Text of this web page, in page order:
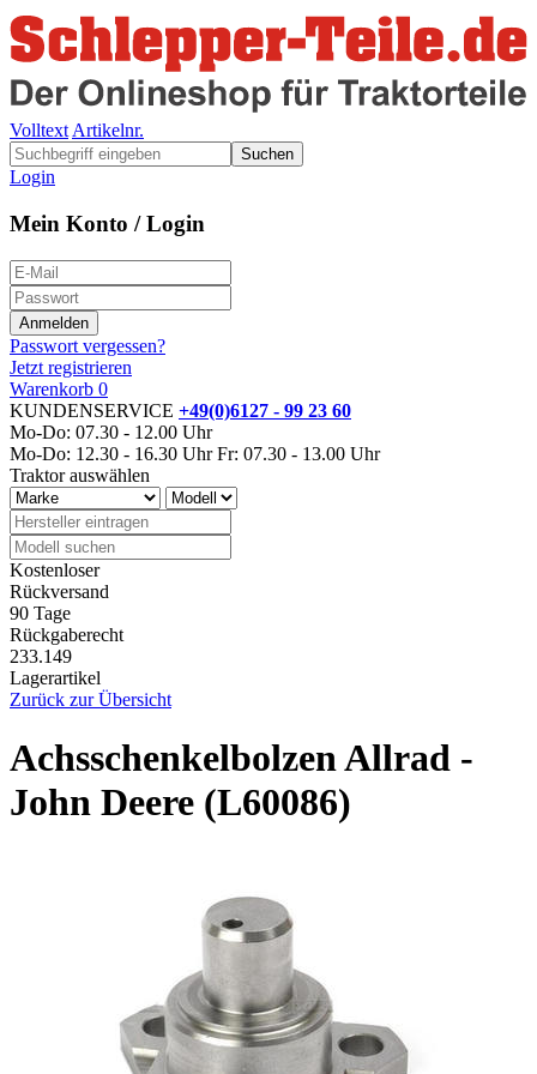
Volltext Artikelnr.
Suchen
Login
Mein Konto / Login
Passwort vergessen?
Jetzt registrieren
Warenkorb 0
KUNDENSERVICE +49(0)6127 - 99 23 60
Mo-Do: 07.30 - 12.00 Uhr
Mo-Do: 12.30 - 16.30 Uhr Fr: 07.30 - 13.00 Uhr
Traktor auswählen
Kostenloser
Rückversand
90 Tage
Rückgaberecht
233.149
Lagerartikel
Zurück zur Übersicht
Achsschenkelbolzen Allrad -
John Deere (L60086)